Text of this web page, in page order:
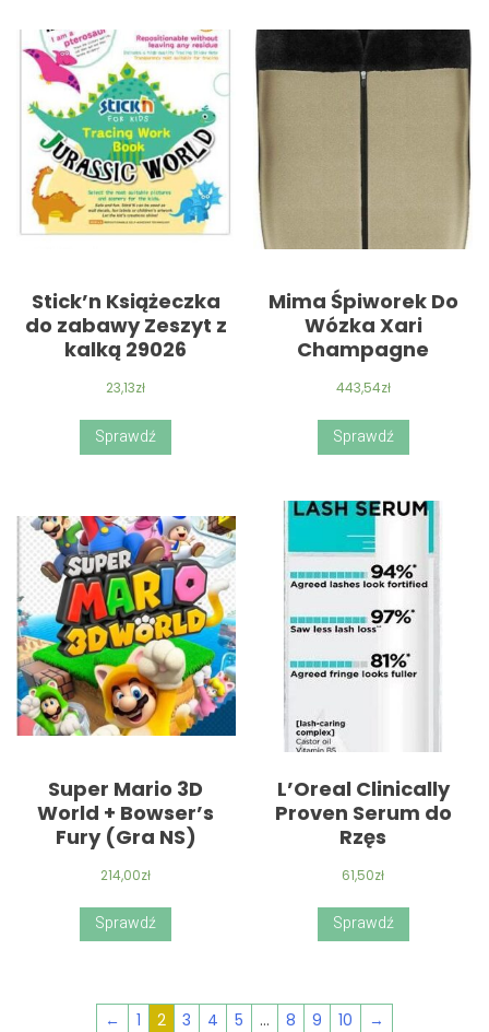
Stick’n Książeczka
do zabawy Zeszyt z
kalką 29026
23,13zł
Sprawdź
Mima Śpiworek Do
Wózka Xari
Champagne
443,54zł
Sprawdź
Super Mario 3D
World + Bowser’s
Fury (Gra NS)
214,00zł
Sprawdź
L’Oreal Clinically
Proven Serum do
Rzęs
61,50zł
Sprawdź
← 1 2 3 4 5 … 8 9 10 →